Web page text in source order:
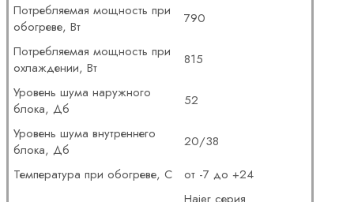
Потребляемая мощность при
обогреве, Вт
790
Потребляемая мощность при
охлаждении, Вт
815
Уровень шума наружного
блока, Дб
52
Уровень шума внутреннего
блока, Дб
20/38
Температура при обогреве, С
от -7 до +24